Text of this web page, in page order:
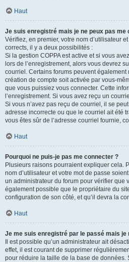
Haut
Je suis enregistré mais je ne peux pas me
Vérifiez, en premier, votre nom d’utilisateur
corrects, il y a deux possibilités :
Si la gestion COPPA est active et si vous
lors de l’enregistrement, alors vous devrez
courriel. Certains forums peuvent
création de compte soit activée par vous-
que vous puissiez vous connecter. Cette
l’enregistrement. Si vous avez reçu un
Si vous n’avez pas reçu de courriel, il se
adresse incorrecte ou que le courriel ait été
vous êtes sûr de l’adresse courriel fournie,
Haut
Pourquoi ne puis-je pas me connecter ?
Plusieurs raisons pourraient expliquer cela.
nom d’utilisateur et votre mot de passe
un administrateur du forum pour vérifier que
également possible que le propriétaire du
configuration de son côté, et qu’il devra la
Haut
Je me suis enregistré par le passé mais je
Il est possible qu’un administrateur ait
effet, il est courant de supprimer
pour réduire la taille de la base de données.